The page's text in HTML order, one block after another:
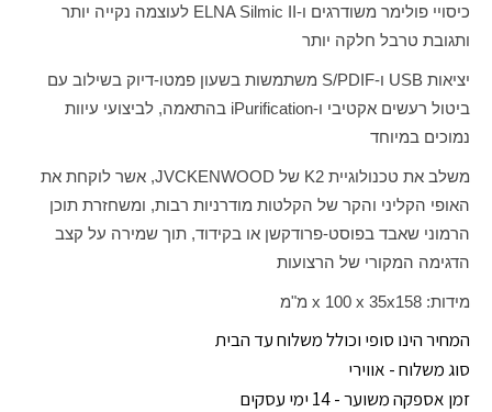
כיסויי פולימר משודרגים ו-ELNA Silmic II לעוצמה נקייה יותר
ותגובת טרבל חלקה יותר
יציאות USB ו-S/PDIF משתמשות בשעון פמטו-דיוק בשילוב עם
ביטול רעשים אקטיבי ו-iPurification בהתאמה, לביצועי עיוות
נמוכים במיוחד
משלב את טכנולוגיית K2 של JVCKENWOOD, אשר לוקחת את
האופי הקליני והקר של הקלטות מודרניות רבות, ומשחזרת תוכן
הרמוני שאבד בפוסט-פרודקשן או בקידוד, תוך שמירה על קצב
הדגימה המקורי של הרצועות
מידות: 158
x
x 100 x 35 מ"מ
המחיר הינו סופי וכולל משלוח עד הבית
סוג משלוח - אווירי
זמן אספקה משוער - 14 ימי עסקים